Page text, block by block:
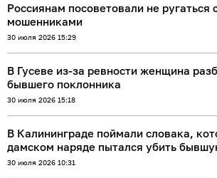
Россиянам посоветовали не
мошенниками
30 июля 2026 15:29
В Гусеве из-за ревности женщина
бывшего поклонника
30 июля 2026 15:18
В Калининграде поймали словака,
дамском наряде пытался убить
30 июля 2026 10:31